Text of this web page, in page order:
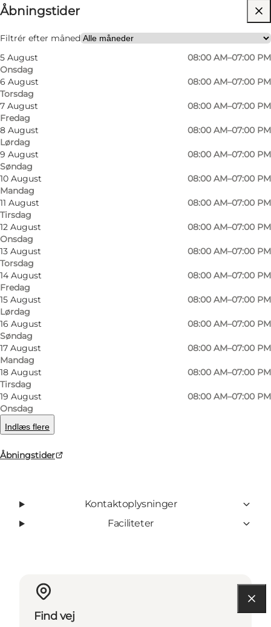
Åbningstider
Filtrér efter måned
5 August
Onsdag
08:00 AM–07:00 PM
6 August
Torsdag
08:00 AM–07:00 PM
7 August
Fredag
08:00 AM–07:00 PM
8 August
Lørdag
08:00 AM–07:00 PM
9 August
Søndag
08:00 AM–07:00 PM
10 August
Mandag
08:00 AM–07:00 PM
11 August
Tirsdag
08:00 AM–07:00 PM
12 August
Onsdag
08:00 AM–07:00 PM
13 August
Torsdag
08:00 AM–07:00 PM
14 August
Fredag
08:00 AM–07:00 PM
15 August
Lørdag
08:00 AM–07:00 PM
16 August
Søndag
08:00 AM–07:00 PM
17 August
Mandag
08:00 AM–07:00 PM
18 August
Tirsdag
08:00 AM–07:00 PM
19 August
Onsdag
08:00 AM–07:00 PM
Indlæs flere
Åbningstider
Besøg hjemmeside
Venner, Min partner, Mig selv
Butikken indeholder en grøntafdeling, et
bageriudsalg, en køddisk, såvel som en
velassorteret vin afdeling.
Butikken har egen delikatesseafdeling
Butikken har også tips & lotto, håndkøbsudsalg,
og medicinudlevering.
Man kan ved butikken altid tanke billig OK
benzin og diesel, samt lade sin el-bil.
Butikken har åbent alle ugens 7 dage kl. 08:00
til 19:00.
facebook
Kontaktoplysninger
Faciliteter
Find vej